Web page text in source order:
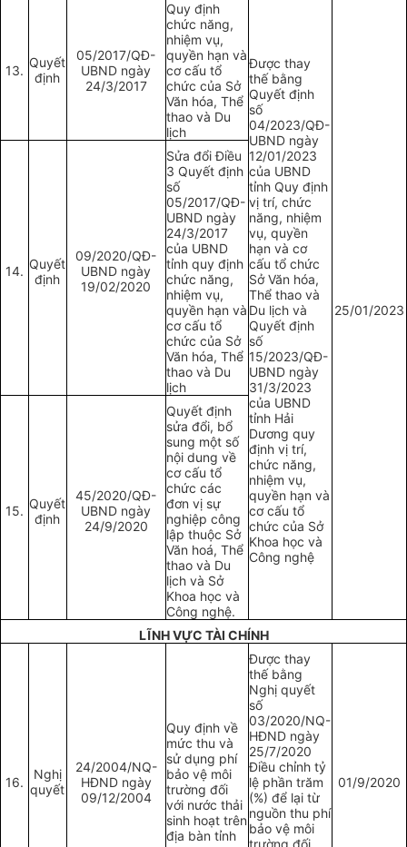
13.
Quyết
định
05/2017/QĐ-
UBND ngày
24/3/2017
Quy định
chức năng,
nhiệm vụ,
quyền hạn và
cơ cấu tổ
chức của Sở
Văn hóa, Thể
thao và Du
lịch
Được thay
thế bằng
Quyết định
số
04/2023/QĐ-
UBND ngày
12/01/2023
của UBND
tỉnh Quy định
vị trí, chức
năng, nhiệm
vụ, quyền
hạn và cơ
cấu tổ chức
Sở Văn hóa,
Thể thao và
Du lịch và
Quyết định
số
15/2023/QĐ-
UBND ngày
31/3/2023
của UBND
tỉnh Hải
Dương quy
định vị trí,
chức năng,
nhiệm vụ,
quyền hạn và
cơ cấu tổ
chức của Sở
Khoa học và
Công nghệ
25/01/2023
14. Quyết
định
09/2020/QĐ-
UBND ngày
19/02/2020
Sửa đổi Điều
3 Quyết định
số
05/2017/QĐ-
UBND ngày
24/3/2017
của UBND
tỉnh quy định
chức năng,
nhiệm vụ,
quyền hạn và
cơ cấu tổ
chức của Sở
Văn hóa, Thể
thao và Du
lịch
15. Quyết
định
45/2020/QĐ-
UBND ngày
24/9/2020
Quyết định
sửa đổi, bổ
sung một số
nội dung về
cơ cấu tổ
chức các
đơn vị sự
nghiệp công
lập thuộc Sở
Văn hoá, Thể
thao và Du
lịch và Sở
Khoa học và
Công nghệ.
LĨNH VỰC TÀI CHÍNH
16.
Nghị
quyết
24/2004/NQ-
HĐND ngày
09/12/2004
Quy định về
mức thu và
sử dụng phí
bảo vệ môi
trường đối
với nước thải
sinh hoạt trên
địa bàn tỉnh
Được thay
thế bằng
Nghị quyết
số
03/2020/NQ-
HĐND ngày
25/7/2020
Điều chỉnh tỷ
lệ phần trăm
(%) để lại từ
nguồn thu phí
bảo vệ môi
trường đối
01/9/2020